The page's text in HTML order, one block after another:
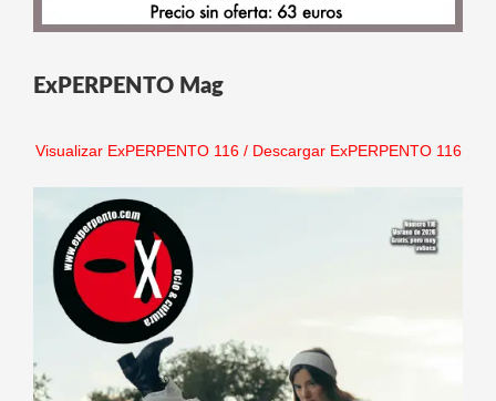
ExPERPENTO Mag
Visualizar ExPERPENTO 116/ Descargar ExPERPENTO 116